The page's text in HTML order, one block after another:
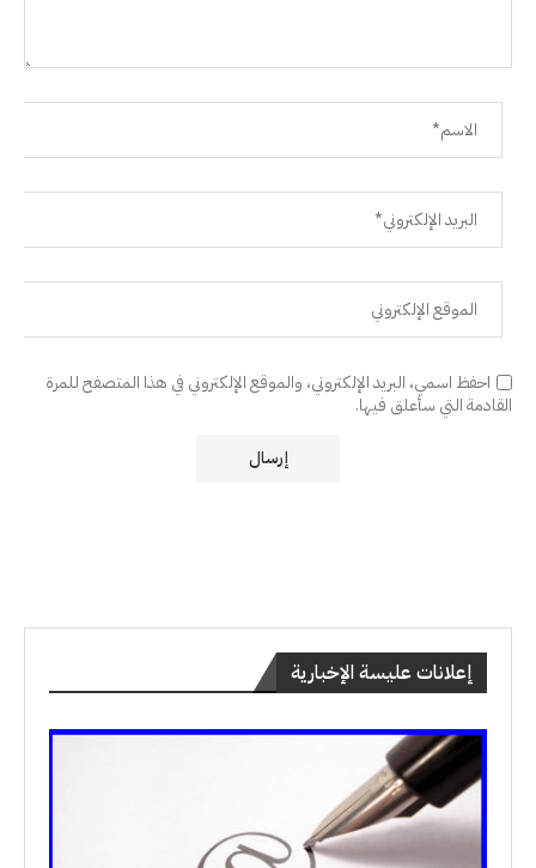
احفظ اسمي، البريد الإلكتروني، والموقع الإلكتروني في هذا المتصفح للمرة
القادمة التي سأعلق فيها.
إعلانات عليسة الإخبارية